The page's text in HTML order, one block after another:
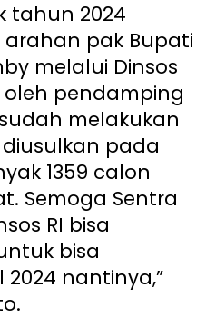
tahun 2024
pak Bupati
melalui Dinsos
pendamping
melakukan
pada
1359 calon
Semoga Sentra
RI bisa
bisa
nantinya,”